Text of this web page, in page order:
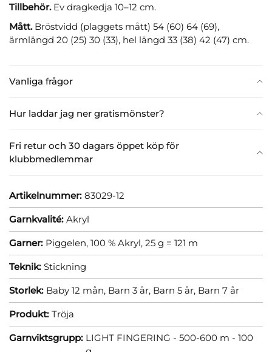
Vanliga frågor
Hur laddar jag ner gratismönster?
Fri retur och 30 dagars öppet köp för
klubbmedlemmar
Tillbehör.Ev dragkedja 10–12 cm.
Mått.Bröstvidd (plaggets mått) 54 (60) 64 (69),
ärmlängd 20 (25) 30 (33), hel längd 33 (38) 42 (47) cm.
Artikelnummer: 83029-12
Garnkvalité: Akryl
Garner: Piggelen, 100 % Akryl, 25 g = 121 m
Teknik: Stickning
Storlek: Baby 12 mån, Barn 3 år, Barn 5 år, Barn 7 år
Produkt: Tröja
Garnviktsgrupp: LIGHT FINGERING - 500-600 m - 100